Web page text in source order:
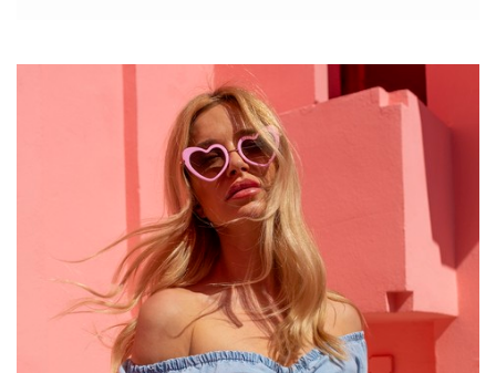
Beżowa rozkloszowana sukienka z
printem i rękawem 3/4
Ten wyjątkowy model sukienki charakteryzuje się nie tylko
atrakcyjnym designem, ale także wysokiej jakości materiałem,
który zapewnia nie tylko doskonały wygląd, ale i wygodę przez
cały dzień. Subtelny print dodaje sukience charakteru, a
rozkloszowany krój sprawia, że jest ona odpowiednia dla
różnych typów sylwetek, podkreślając atuty każdej z nich.…